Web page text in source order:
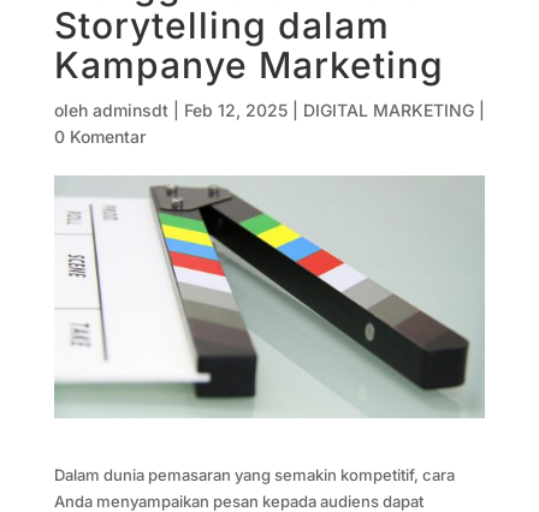
Storytelling dalam
Kampanye Marketing
oleh adminsdt| Feb 12, 2025| DIGITAL MARKETING|
0 Komentar
Dalam dunia pemasaran yang semakin kompetitif, cara
Anda menyampaikan pesan kepada audiens dapat